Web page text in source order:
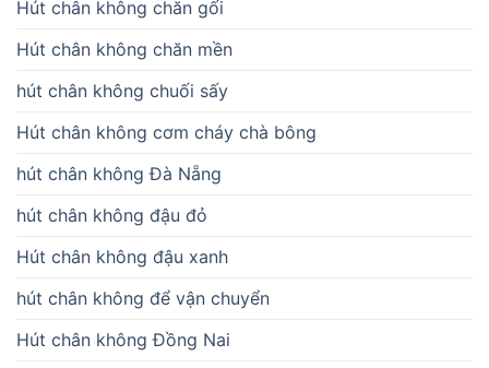
Hút chân không chăn gối
Hút chân không chăn mền
hút chân không chuối sấy
Hút chân không cơm cháy chà bông
hút chân không Đà Nẵng
hút chân không đậu đỏ
Hút chân không đậu xanh
hút chân không để vận chuyển
Hút chân không Đồng Nai